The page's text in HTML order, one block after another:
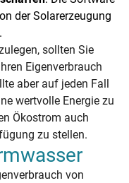
der Solarerzeugung
sollten Sie
Eigenverbrauch
aber auf jeden Fall
wertvolle Energie zu
Ökostrom auch
zu stellen.
von